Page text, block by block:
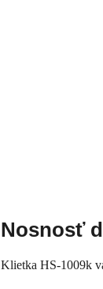
Nosnosť
Klietka HS-1009k